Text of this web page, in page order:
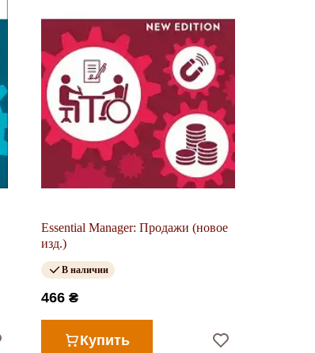
Essential Manager: Продажи (новое
изд.)
В наличии
466 ₴
Купить